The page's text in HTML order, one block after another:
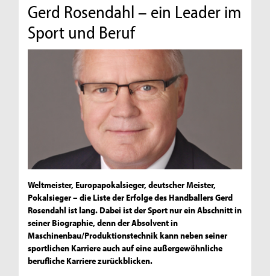
Gerd Rosendahl – ein Leader im
Sport und Beruf
Weltmeister, Europapokalsieger, deutscher Meister,
Pokalsieger – die Liste der Erfolge des Handballers Gerd
Rosendahl ist lang. Dabei ist der Sport nur ein Abschnitt in
seiner Biographie, denn der Absolvent in
Maschinenbau/Produktionstechnik kann neben seiner
sportlichen Karriere auch auf eine außergewöhnliche
berufliche Karriere zurückblicken.